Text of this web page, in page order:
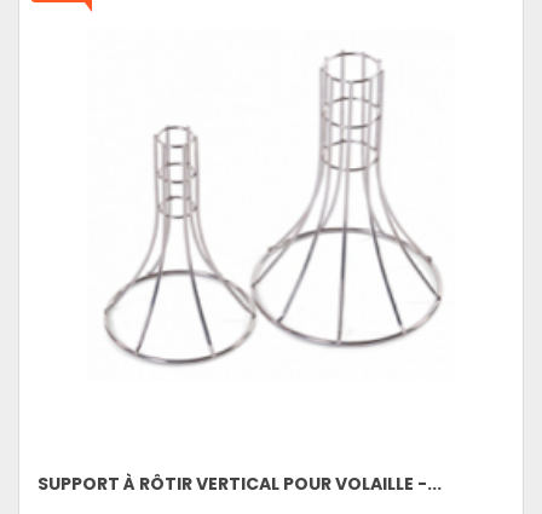
SUPPORT À RÔTIR VERTICAL POUR VOLAILLE -...